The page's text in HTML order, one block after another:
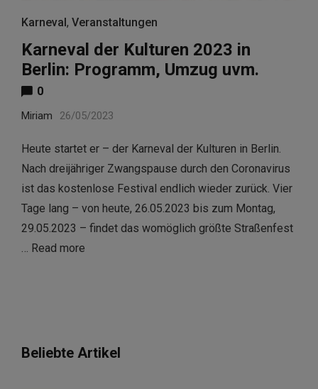
Karneval, Veranstaltungen
Karneval der Kulturen 2023 in
Berlin: Programm, Umzug uvm.
0
Miriam 26/05/2023
Heute startet er – der Karneval der Kulturen in Berlin.
Nach dreijähriger Zwangspause durch den Coronavirus
ist das kostenlose Festival endlich wieder zurück. Vier
Tage lang – von heute, 26.05.2023 bis zum Montag,
29.05.2023 – findet das womöglich größte Straßenfest
… Read more
Beliebte Artikel